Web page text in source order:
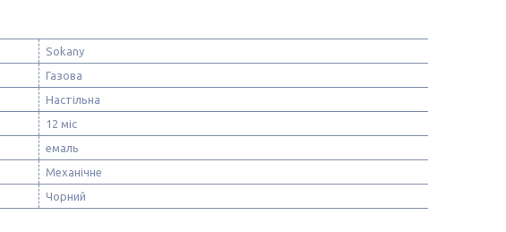
Sokany
Газова
Настільна
12 міс
емаль
Механічне
Чорний